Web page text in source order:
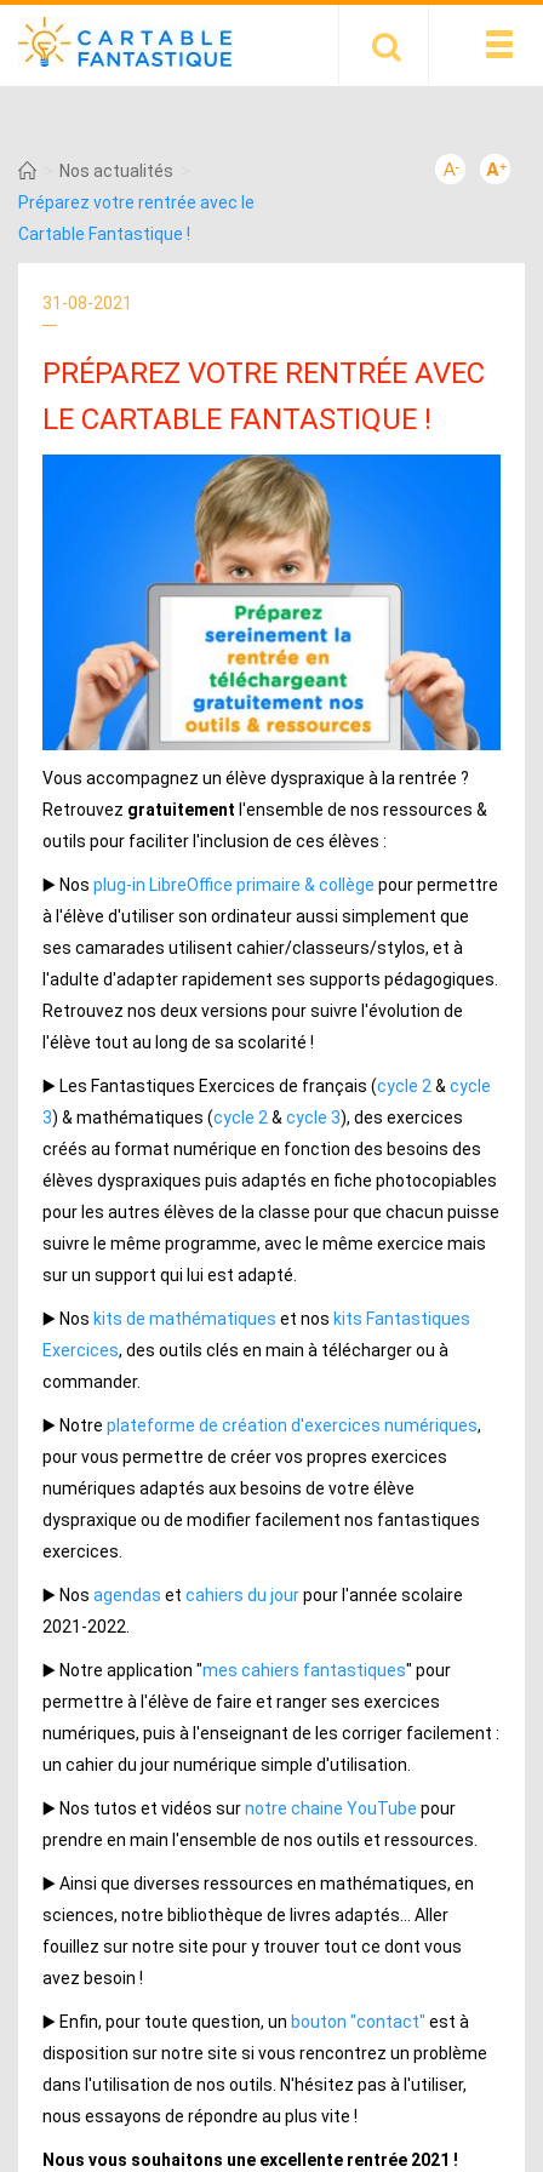
Nos actualités
Préparez votre rentrée avec le
Cartable Fantastique !
31-08-2021
PRÉPAREZ VOTRE RENTRÉE AVEC
LE CARTABLE FANTASTIQUE !
Vous accompagnez un élève dyspraxique à la rentrée ?
Retrouvez gratuitement l'ensemble de nos ressources &
outils pour faciliter l'inclusion de ces élèves :
▶️ Nos plug-in LibreOffice primaire & collège pour permettre
à l'élève d'utiliser son ordinateur aussi simplement que
ses camarades utilisent cahier/classeurs/stylos, et à
l'adulte d'adapter rapidement ses supports pédagogiques.
Retrouvez nos deux versions pour suivre l'évolution de
l'élève tout au long de sa scolarité !
▶️ Les Fantastiques Exercices de français (cycle 2 & cycle
3) & mathématiques (cycle 2 & cycle 3), des exercices
créés au format numérique en fonction des besoins des
élèves dyspraxiques puis adaptés en fiche photocopiables
pour les autres élèves de la classe pour que chacun puisse
suivre le même programme, avec le même exercice mais
sur un support qui lui est adapté.
▶️ Nos kits de mathématiques et nos kits Fantastiques
Exercices, des outils clés en main à télécharger ou à
commander.
▶️ Notre plateforme de création d'exercices numériques,
pour vous permettre de créer vos propres exercices
numériques adaptés aux besoins de votre élève
dyspraxique ou de modifier facilement nos fantastiques
exercices.
▶️ Nos agendas et cahiers du jourpour l'année scolaire
2021-2022.
▶️ Notre application "mes cahiers fantastiques" pour
permettre à l'élève de faire et ranger ses exercices
numériques, puis à l'enseignant de les corriger facilement :
un cahier du jour numérique simple d'utilisation.
▶️ Nos tutos et vidéos surnotre chaine YouTube pour
prendre en main l'ensemble de nos outils et ressources.
▶️ Ainsi que diverses ressources en mathématiques, en
sciences, notre bibliothèque de livres adaptés... Aller
fouillez sur notre site pour y trouver tout ce dont vous
avez besoin !
▶️ Enfin, pour toute question, un bouton "contact" est à
disposition sur notre site si vous rencontrez un problème
dans l'utilisation de nos outils. N'hésitez pas à l'utiliser,
nous essayons de répondre au plus vite !
Nous vous souhaitons une excellente rentrée 2021 !